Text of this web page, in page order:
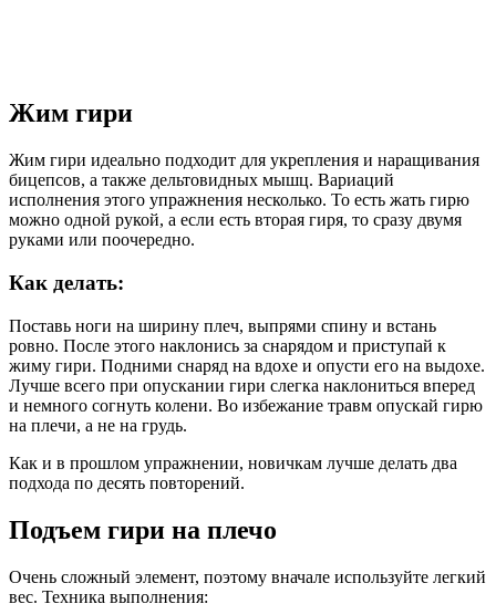
Жим гири
Жим гири идеально подходит для укрепления и наращивания
бицепсов, а также дельтовидных мышц. Вариаций
исполнения этого упражнения несколько. То есть жать гирю
можно одной рукой, а если есть вторая гиря, то сразу двумя
руками или поочередно.
Как делать:
Поставь ноги на ширину плеч, выпрями спину и встань
ровно. После этого наклонись за снарядом и приступай к
жиму гири. Подними снаряд на вдохе и опусти его на выдохе.
Лучше всего при опускании гири слегка наклониться вперед
и немного согнуть колени. Во избежание травм опускай гирю
на плечи, а не на грудь.
Как и в прошлом упражнении, новичкам лучше делать два
подхода по десять повторений.
Подъем гири на плечо
Очень сложный элемент, поэтому вначале используйте легкий
вес. Техника выполнения: